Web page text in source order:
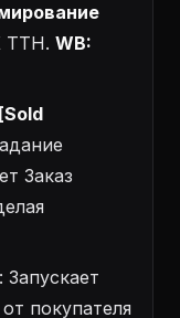
ТТН. WB:
Заказ
Запускает
покупателя